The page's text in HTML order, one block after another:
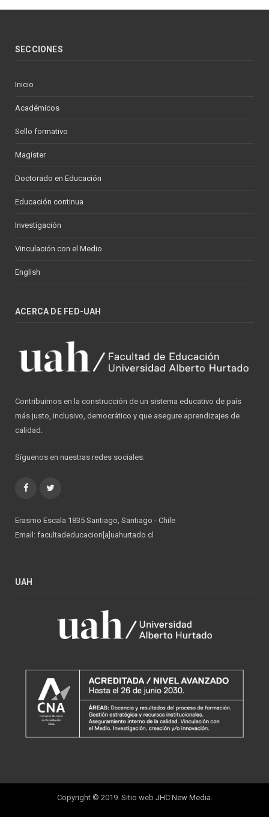
SECCIONES
Inicio
Académicos
Sello formativo
Magíster
Doctorado en Educación
Educación continua
Investigación
Vinculación con el Medio
English
ACERCA DE FED-UAH
Contribuimos en la construcción de un sistema educativo de país
más justo, inclusivo, democrático y que asegure aprendizajes de
calidad.
Síguenos en nuestras redes sociales:
Facebook
Erasmo Escala 1835 Santiago, Santiago - Chile
Email: facultadeducacion[a]uahurtado.cl
UAH
Copyright © 2019. Sitio web JHC New Media